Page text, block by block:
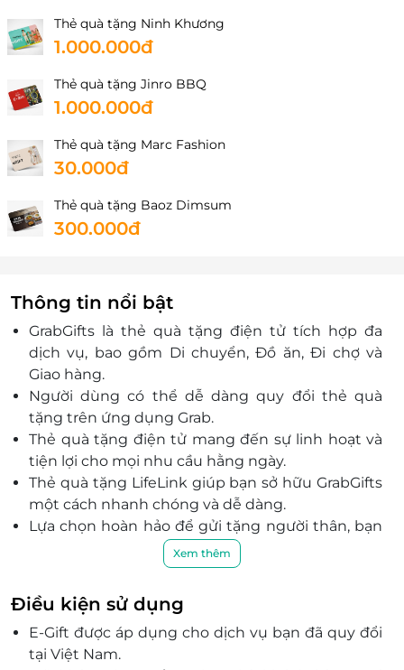
Thẻ quà tặng Ninh Khương
1.000.000đ
Thẻ quà tặng Jinro BBQ
1.000.000đ
Thẻ quà tặng Marc Fashion
30.000đ
Thẻ quà tặng Baoz Dimsum
300.000đ
Thông tin nổi bật
GrabGifts là thẻ quà tặng điện tử tích hợp đa
dịch vụ, bao gồm Di chuyển, Đồ ăn, Đi chợ và
Giao hàng.
Người dùng có thể dễ dàng quy đổi thẻ quà
tặng trên ứng dụng Grab.
Thẻ quà tặng điện tử mang đến sự linh hoạt và
tiện lợi cho mọi nhu cầu hằng ngày.
Thẻ quà tặng LifeLink giúp bạn sở hữu GrabGifts
một cách nhanh chóng và dễ dàng.
Lựa chọn hoàn hảo để gửi tặng người thân, bạn
bè hoặc đồng nghiệp trong các dịp đặc biệt.
Quà tặng thể hiện sự quan tâm thiết thực, phù
hợp với nhiều đối tượng sử dụng.
Mang đến trải nghiệm tiện ích và hiện đại trong
thời đại số.
Xem thêm
Điều kiện sử dụng
E-Gift được áp dụng cho dịch vụ bạn đã quy đổi
tại Việt Nam.